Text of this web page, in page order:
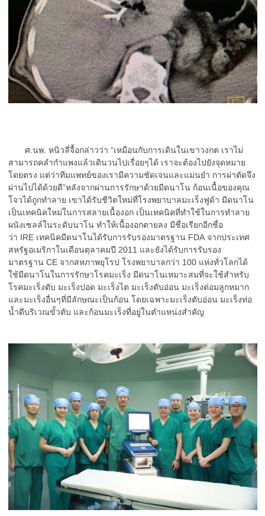
ศ.นพ. หนิวลี่จื้อกล่าวว่า “เหมือนกับการเดินในเขาวงกต เราไม่
สามารถคลำกำแพงแล้วเดินวนไปเรื่อยๆได้ เราจะต้องไปยังจุดหมาย
โดยตรง แต่ว่าทีมแพทย์ของเรามีความชัดเจนและแม่นยำ การผ่าตัดจึง
ผ่านไปได้ด้วยดี”หลังจากผ่านการรักษาด้วยมีดนาโน ก้อนเนื้อของคุณ
โจวได้ถูกทำลาย เขาได้รับชีวิตใหม่ที่โรงพยาบาลมะเร็งฟูด้า มีดนาโน
เป็นเทคนิคใหม่ในการสลายเนื้องอก เป็นเทคนิคที่ทำใช้ในการทำลาย
ผนังเซลล์ในระดับนาโน ทำให้เนื้องอกตายลง มีชื่อเรียกอีกชื่อ
ว่า IRE เทคนิคมีดนาโนได้รับการรับรองมาตรฐาน FDA จากประเทศ
สหรัฐอเมริกาในเดือนตุลาคมปี 2011 และยังได้รับการรับรอง
มาตรฐาน CE จากสหภาพยุโรป โรงพยาบาลกว่า 100 แห่งทั่วโลกได้
ใช้มีดนาโนในการรักษาโรคมะเร็ง มีดนาโนเหมาะสมที่จะใช้สำหรับ
โรคมะเร็งตับ มะเร็งปอด มะเร็งไต มะเร็งตับอ่อน มะเร็งต่อมลูกหมาก
และมะเร็งอื่นๆที่มีลักษณะเป็นก้อน โดยเฉพาะมะเร็งตับอ่อน มะเร็งท่อ
น้ำดีบริเวณขั้วตับ และก้อนมะเร็งที่อยู่ในตำแหน่งสำคัญ